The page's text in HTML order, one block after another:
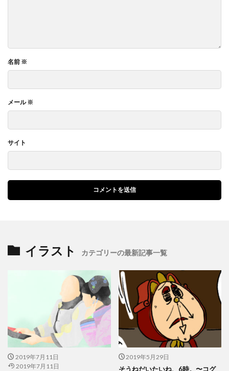
名前 ※
メール※
サイト
イラスト カテゴリーの最新記事一覧
2019年7月11日
2019年7月11日
2019年5月29日
そうねだいたいね、6時。〜コグ